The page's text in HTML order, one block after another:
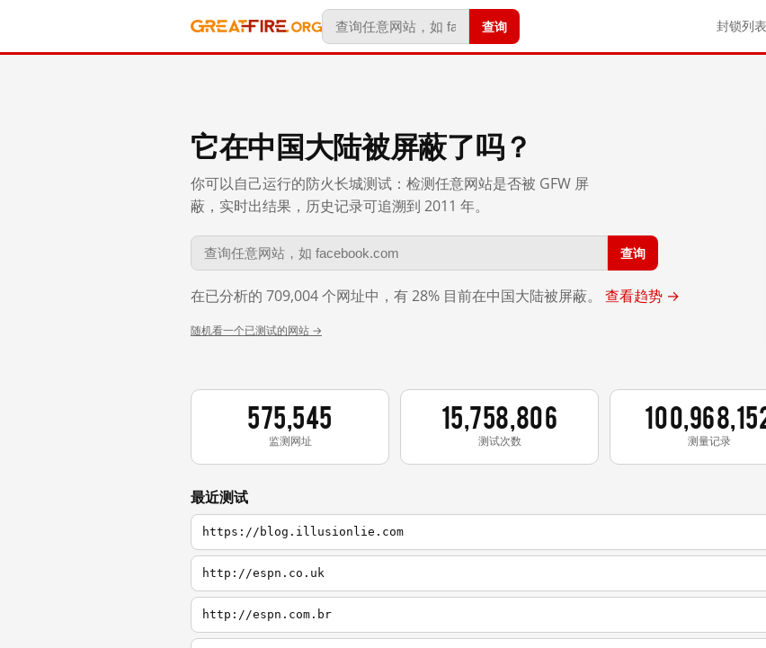
查询 封锁列表
它在中国大陆被屏蔽了吗？
你可以自己运行的防火长城测试：检测任意网站是否被 GFW 屏
蔽，实时出结果，历史记录可追溯到 2011 年。
查询
在已分析的 709,004 个网址中，有 28% 目前在中国大陆被屏蔽。 查看趋势 →
随机看一个已测试的网站 →
575,545
监测网址
15,758,806
测试次数 测量记录
最近测试
https://blog.illusionlie.com
http://espn.co.uk
http://espn.com.br